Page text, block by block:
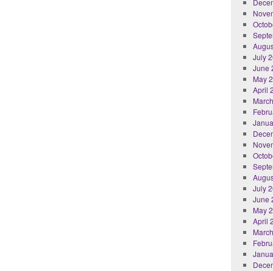
July
June
May
April
July
June
May
April